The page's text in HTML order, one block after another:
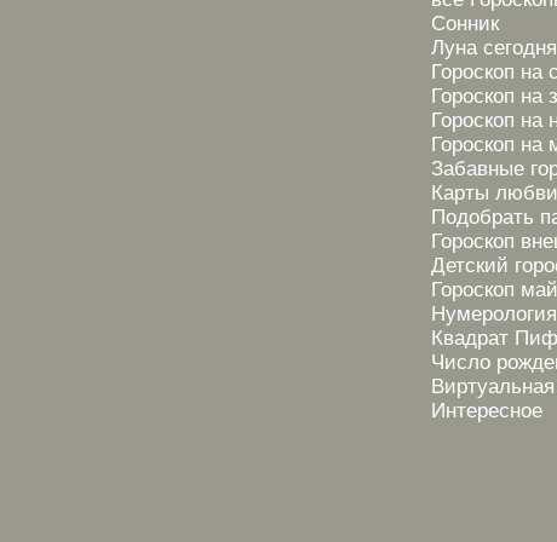
Сонник
Луна сегодня
Гороскоп на
Гороскоп на
Гороскоп на
Гороскоп на
Забавные
Карты любви
Подобрать
Гороскоп
Детский
Гороскоп
Нумерология
Квадрат
Число
Интересное